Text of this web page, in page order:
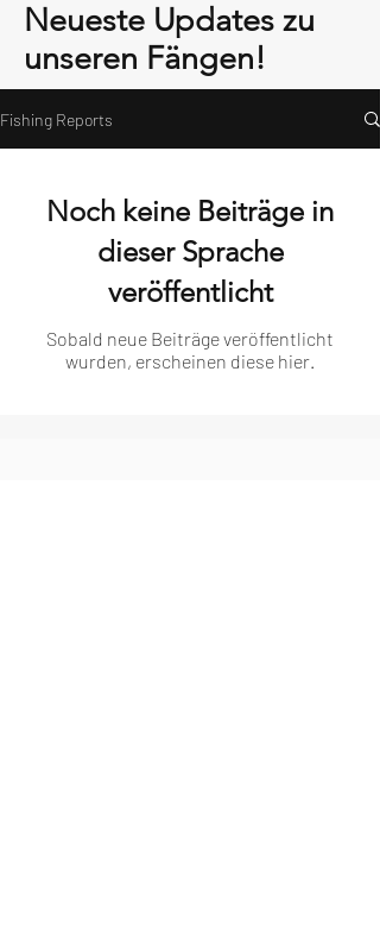
Neueste Updates zu
unseren Fängen!
Fishing Reports
Noch keine Beiträge in
dieser Sprache
veröffentlicht
Sobald neue Beiträge veröffentlicht
wurden, erscheinen diese hier.